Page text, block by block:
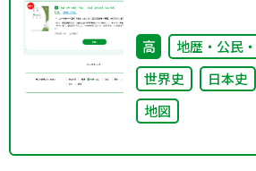
高
地歴・公民
世界史
日本史
地図